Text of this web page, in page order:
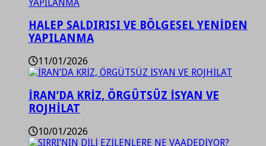
HALEP SALDIRISI VE BÖLGESEL YENİDEN
YAPILANMA
11/01/2026
İRAN’DA KRİZ, ÖRGÜTSÜZ İSYAN VE
ROJHİLAT
10/01/2026